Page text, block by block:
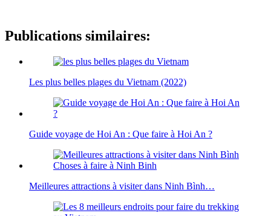
Publications similaires:
Les plus belles plages du Vietnam (2022)
Guide voyage de Hoi An : Que faire à Hoi An ?
Meilleures attractions à visiter dans Ninh Bình…